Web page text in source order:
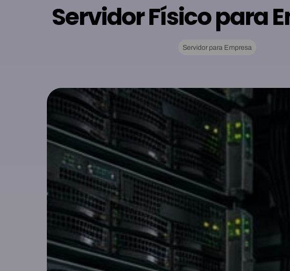
Servidor Físico para
Servidor para Empresa